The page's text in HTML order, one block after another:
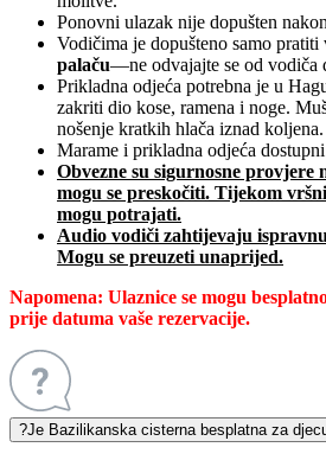
Ponovni ulazak nije dopušten
Vodičima je dopušteno samo pratiti
palaču—ne odvajajte se od vodiča
Prikladna odjeća potrebna je u
zakriti dio kose, ramena i noge.
nošenje kratkih hlača iznad koljena.
Marame i prikladna odjeća
Obvezne su sigurnosne provjere
mogu se preskočiti. Tijekom
mogu potrajati.
Audio vodiči zahtijevaju
Mogu se preuzeti unaprijed.
Napomena: Ulaznice se mogu
prije datuma vaše rezervacije.
?Je Bazilikanska cisterna besplatna za